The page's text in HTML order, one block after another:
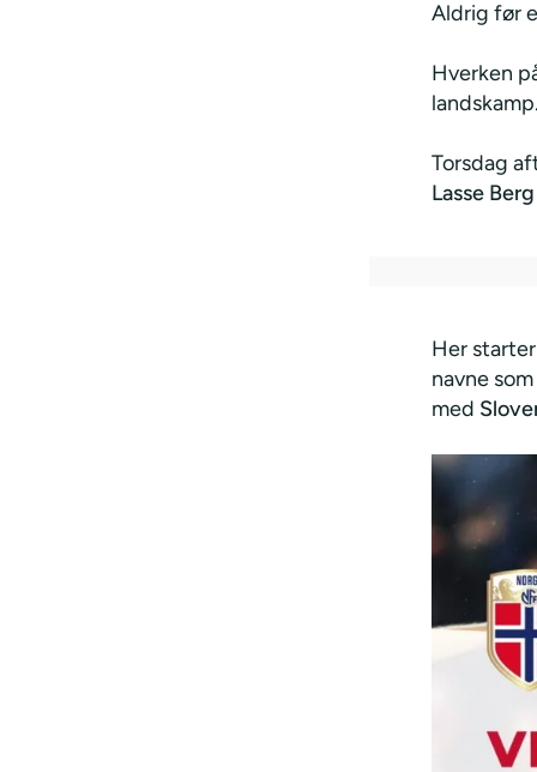
Aldrig før
Hverken
Torsdag
Lasse
Her
navne
med